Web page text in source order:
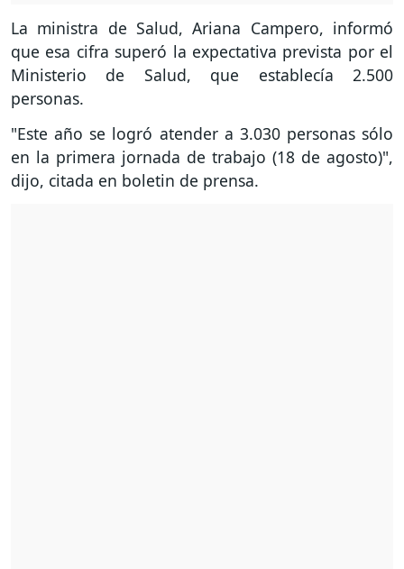
La ministra de Salud, Ariana Campero, informó
que esa cifra superó la expectativa prevista por el
Ministerio de Salud, que establecía 2.500
personas.
"Este año se logró atender a 3.030 personas sólo
en la primera jornada de trabajo (18 de agosto)",
dijo, citada en boletin de prensa.